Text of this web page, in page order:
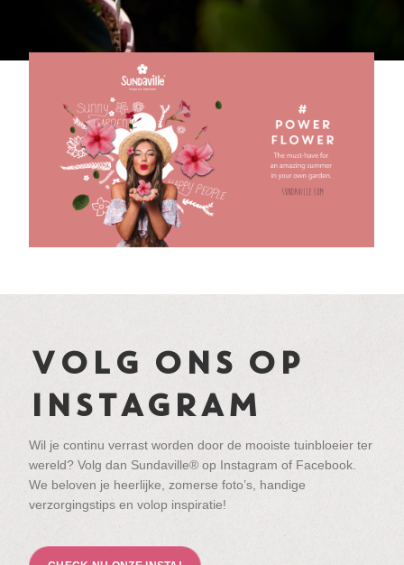
VOLG ONS OP
INSTAGRAM
Wil je continu verrast worden door de mooiste tuinbloeier ter
wereld? Volg dan Sundaville® op Instagram of Facebook.
We beloven je heerlijke, zomerse foto’s, handige
verzorgingstips en volop inspiratie!